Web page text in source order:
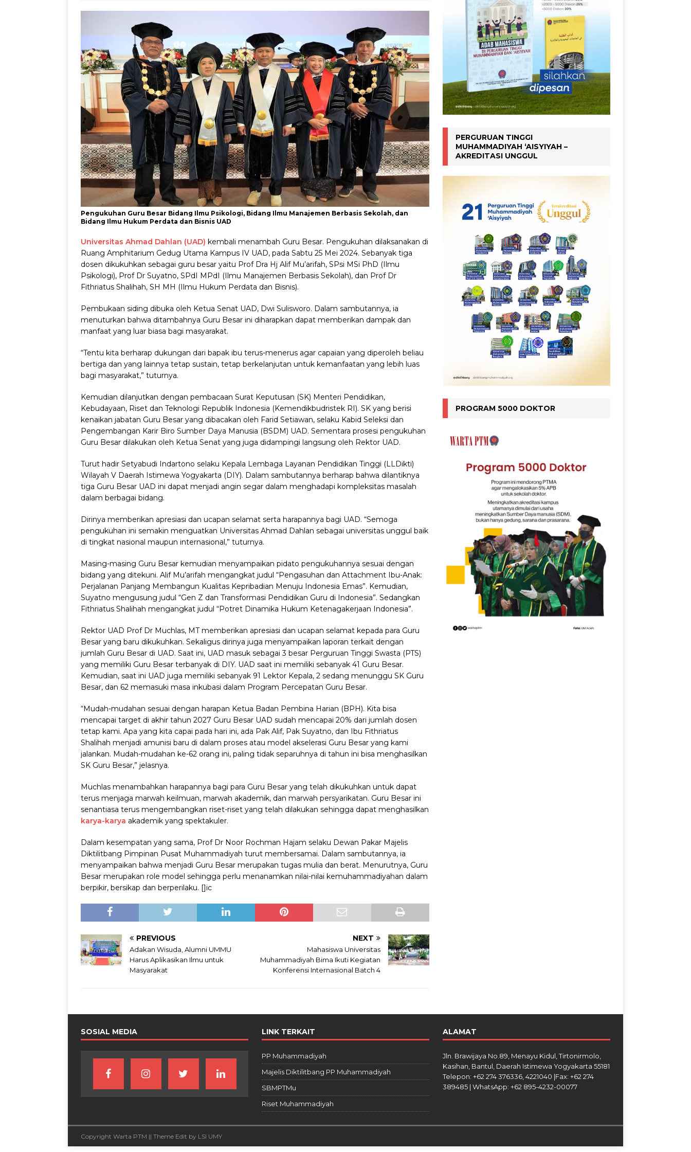
Pengukuhan Guru Besar Bidang Ilmu Psikologi, Bidang Ilmu Manajemen Berbasis Sekolah, dan
Bidang Ilmu Hukum Perdata dan Bisnis UAD
Universitas Ahmad Dahlan (UAD) kembali menambah Guru Besar. Pengukuhan dilaksanakan di
Ruang Amphitarium Gedug Utama Kampus IV UAD, pada Sabtu 25 Mei 2024. Sebanyak tiga
dosen dikukuhkan sebagai guru besar yaitu Prof Dra Hj Alif Mu’arifah, SPsi MSi PhD (Ilmu
Psikologi), Prof Dr Suyatno, SPdI MPdI (Ilmu Manajemen Berbasis Sekolah), dan Prof Dr
Fithriatus Shalihah, SH MH (Ilmu Hukum Perdata dan Bisnis).
Pembukaan siding dibuka oleh Ketua Senat UAD, Dwi Sulisworo. Dalam sambutannya, ia
menuturkan bahwa ditambahnya Guru Besar ini diharapkan dapat memberikan dampak dan
manfaat yang luar biasa bagi masyarakat.
“Tentu kita berharap dukungan dari bapak ibu terus-menerus agar capaian yang diperoleh beliau
bertiga dan yang lainnya tetap sustain, tetap berkelanjutan untuk kemanfaatan yang lebih luas
bagi masyarakat,” tuturnya.
Kemudian dilanjutkan dengan pembacaan Surat Keputusan (SK) Menteri Pendidikan,
Kebudayaan, Riset dan Teknologi Republik Indonesia (Kemendikbudristek RI). SK yang berisi
kenaikan jabatan Guru Besar yang dibacakan oleh Farid Setiawan, selaku Kabid Seleksi dan
Pengembangan Karir Biro Sumber Daya Manusia (BSDM) UAD. Sementara prosesi pengukuhan
Guru Besar dilakukan oleh Ketua Senat yang juga didampingi langsung oleh Rektor UAD.
Turut hadir Setyabudi Indartono selaku Kepala Lembaga Layanan Pendidikan Tinggi (LLDikti)
Wilayah V Daerah Istimewa Yogyakarta (DIY). Dalam sambutannya berharap bahwa dilantiknya
tiga Guru Besar UAD ini dapat menjadi angin segar dalam menghadapi kompleksitas masalah
dalam berbagai bidang.
Dirinya memberikan apresiasi dan ucapan selamat serta harapannya bagi UAD. “Semoga
pengukuhan ini semakin menguatkan Universitas Ahmad Dahlan sebagai universitas unggul baik
di tingkat nasional maupun internasional,” tuturnya.
Masing-masing Guru Besar kemudian menyampaikan pidato pengukuhannya sesuai dengan
bidang yang ditekuni. Alif Mu’arifah mengangkat judul “Pengasuhan dan Attachment Ibu-Anak:
Perjalanan Panjang Membangun Kualitas Kepribadian Menuju Indonesia Emas”. Kemudian,
Suyatno mengusung judul “Gen Z dan Transformasi Pendidikan Guru di Indonesia”. Sedangkan
Fithriatus Shalihah mengangkat judul “Potret Dinamika Hukum Ketenagakerjaan Indonesia”.
Rektor UAD Prof Dr Muchlas, MT memberikan apresiasi dan ucapan selamat kepada para Guru
Besar yang baru dikukuhkan. Sekaligus dirinya juga menyampaikan laporan terkait dengan
jumlah Guru Besar di UAD. Saat ini, UAD masuk sebagai 3 besar Perguruan Tinggi Swasta (PTS)
yang memiliki Guru Besar terbanyak di DIY. UAD saat ini memiliki sebanyak 41 Guru Besar.
Kemudian, saat ini UAD juga memiliki sebanyak 91 Lektor Kepala, 2 sedang menunggu SK Guru
Besar, dan 62 memasuki masa inkubasi dalam Program Percepatan Guru Besar.
“Mudah-mudahan sesuai dengan harapan Ketua Badan Pembina Harian (BPH). Kita bisa
mencapai target di akhir tahun 2027 Guru Besar UAD sudah mencapai 20% dari jumlah dosen
tetap kami. Apa yang kita capai pada hari ini, ada Pak Alif, Pak Suyatno, dan Ibu Fithriatus
Shalihah menjadi amunisi baru di dalam proses atau model akselerasi Guru Besar yang kami
jalankan. Mudah-mudahan ke-62 orang ini, paling tidak separuhnya di tahun ini bisa menghasilkan
SK Guru Besar,” jelasnya.
Muchlas menambahkan harapannya bagi para Guru Besar yang telah dikukuhkan untuk dapat
terus menjaga marwah keilmuan, marwah akademik, dan marwah persyarikatan. Guru Besar ini
senantiasa terus mengembangkan riset-riset yang telah dilakukan sehingga dapat menghasilkan
karya-karya akademik yang spektakuler.
Dalam kesempatan yang sama, Prof Dr Noor Rochman Hajam selaku Dewan Pakar Majelis
Diktilitbang Pimpinan Pusat Muhammadiyah turut membersamai. Dalam sambutannya, ia
menyampaikan bahwa menjadi Guru Besar merupakan tugas mulia dan berat. Menurutnya, Guru
Besar merupakan role model sehingga perlu menanamkan nilai-nilai kemuhammadiyahan dalam
berpikir, bersikap dan berperilaku. []ic
PREVIOUS
Adakan Wisuda, Alumni UMMU
Harus Aplikasikan Ilmu untuk
Masyarakat
NEXT
Mahasiswa Universitas
Muhammadiyah Bima Ikuti Kegiatan
Konferensi Internasional Batch 4
PERGURUAN TINGGI
MUHAMMADIYAH ‘AISYIYAH –
AKREDITASI UNGGUL
PROGRAM 5000 DOKTOR
SOSIAL MEDIA LINK TERKAIT
PP Muhammadiyah
Majelis Diktilitbang PP Muhammadiyah
SBMPTMu
Riset Muhammadiyah
ALAMAT
Jln. Brawijaya No.89, Menayu Kidul, Tirtonirmolo,
Kasihan, Bantul, Daerah Istimewa Yogyakarta 55181
Telepon: +62 274 376336, 4221040 |Fax: +62 274
389485 | WhatsApp: +62 895-4232-00077
Copyright Warta PTM || Theme Edit by LSI UMY